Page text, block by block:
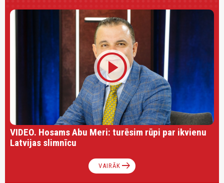
play_circle
VIDEO. Hosams Abu Meri: turēsim rūpi par ikvienu
Latvijas slimnīcu
VAIRĀK arrow_right_alt